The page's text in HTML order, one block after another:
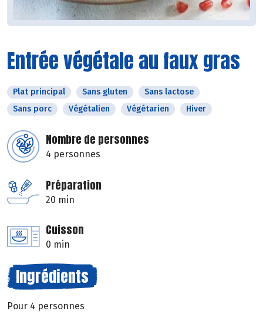
Entrée végétale au faux gras
Plat principal Sans gluten
Sans lactose
Sans porc
Végétalien Végétarien Hiver
Nombre de personnes
4 personnes
Préparation
20 min
Cuisson
0 min
Ingrédients
Pour 4 personnes